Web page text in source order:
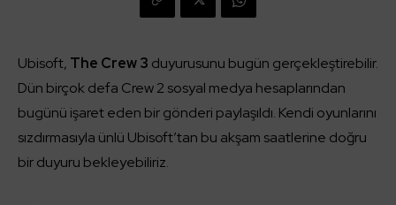
Ubisoft, The Crew 3 duyurusunu bugün gerçekleştirebilir.
Dün birçok defa Crew 2 sosyal medya hesaplarından
bugünü işaret eden bir gönderi paylaşıldı. Kendi oyunlarını
sızdırmasıyla ünlü Ubisoft’tan bu akşam saatlerine doğru
bir duyuru bekleyebiliriz.